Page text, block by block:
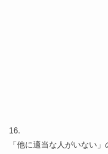
16.
「他に適当な人がいない